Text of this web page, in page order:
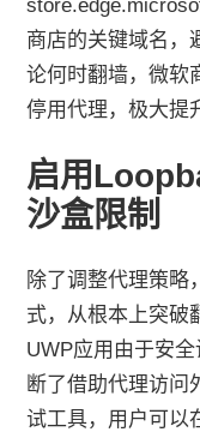
商店的关键域名，
论何时翻墙，微软
停用代理，极大提
启用
沙盒限制
除了调整代理策略
式，从根本上突破
UWP应用由于安
断了借助代理访问
试工具，用户可以